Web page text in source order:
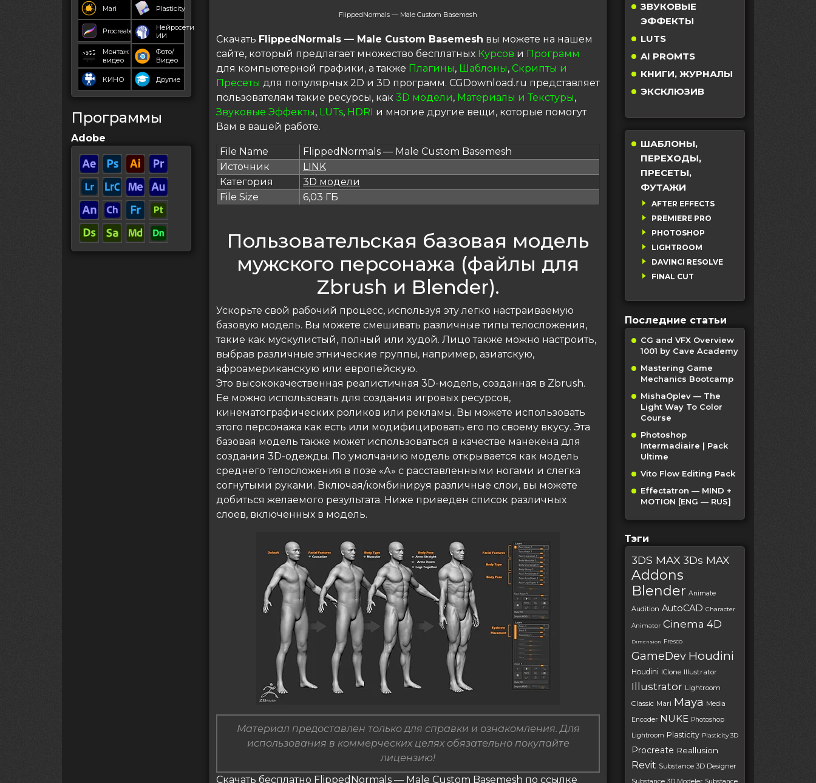
Mari Plasticity
Procreate
Нейросети
ИИ
Монтаж
видео
Фото/
Видео
КИНО Другие
Программы
Adobe
FlippedNormals — Male Custom Basemesh
Скачать FlippedNormals — Male Custom Basemesh вы можете на нашем
сайте, который предлагает множество бесплатных Курсов и Программ
для компьютерной графики, а также Плагины, Шаблоны, Скрипты и
Пресеты для популярных 2D и 3D программ. CGDownload.ru представляет
пользователям такие ресурсы, как 3D модели, Материалы и Текстуры,
Звуковые Эффекты, LUTs, HDRI и многие другие вещи, которые помогут
Вам в вашей работе.
File Name
FlippedNormals — Male Custom Basemesh
Источник
LINK
Категория
3D модели
File Size
6,03 ГБ
Пользовательская базовая модель
мужского персонажа (файлы для
Zbrush и Blender).
Ускорьте свой рабочий процесс, используя эту легко настраиваемую
базовую модель. Вы можете смешивать различные типы телосложения,
такие как мускулистый, полный или худой. Лицо также можно настроить,
выбрав различные этнические группы, например, азиатскую,
афроамериканскую или европейскую.
Это высококачественная реалистичная 3D-модель, созданная в Zbrush.
Ее можно использовать для создания игровых ресурсов,
кинематографических роликов или рекламы. Вы можете использовать
этого персонажа как есть или модифицировать его по своему вкусу. Эта
базовая модель также может использоваться в качестве манекена для
создания 3D-одежды. По умолчанию модель открывается как модель
среднего телосложения в позе «А» с расставленными ногами и слегка
согнутыми руками. Включая/комбинируя различные слои, вы можете
добиться желаемого результата. Ниже приведен список различных
слоев, включенных в модель.
Материал предоставлен только для справки и ознакомления. Для
использования в коммерческих целях обязательно покупайте
лицензию!
Скачать бесплатно FlippedNormals — Male Custom Basemesh по ссылке
ЗВУКОВЫЕ
ЭФФЕКТЫ
LUTS
AI PROMTS
КНИГИ, ЖУРНАЛЫ
ЭКСКЛЮЗИВ
ШАБЛОНЫ,
ПЕРЕХОДЫ,
ПРЕСЕТЫ,
ФУТАЖИ
AFTER EFFECTS
PREMIERE PRO
PHOTOSHOP
LIGHTROOM
DAVINCI RESOLVE
FINAL CUT
Последние статьи
CG and VFX Overview
1001 by Cave Academy
Mastering Game
Mechanics Bootcamp
MishaOplev — The
Light Way To Color
Course
Photoshop
Intermadiaire | Pack
Ultime
Vito Flow Editing Pack
Effectatron — MIND +
MOTION [ENG — RUS]
Тэги
3DS MAX 3Ds MAX
Addons
Blender Animate
Audition AutoCAD Character
Animator Cinema 4D
Dimension Fresco
GameDev Houdini
Houdini IClone Illustrator
Illustrator Lightroom
Classic Mari Maya
Media
Encoder NUKE Photoshop
Lightroom Plasticity Plasticity 3D
Procreate Reallusion
Revit Substance 3D Designer